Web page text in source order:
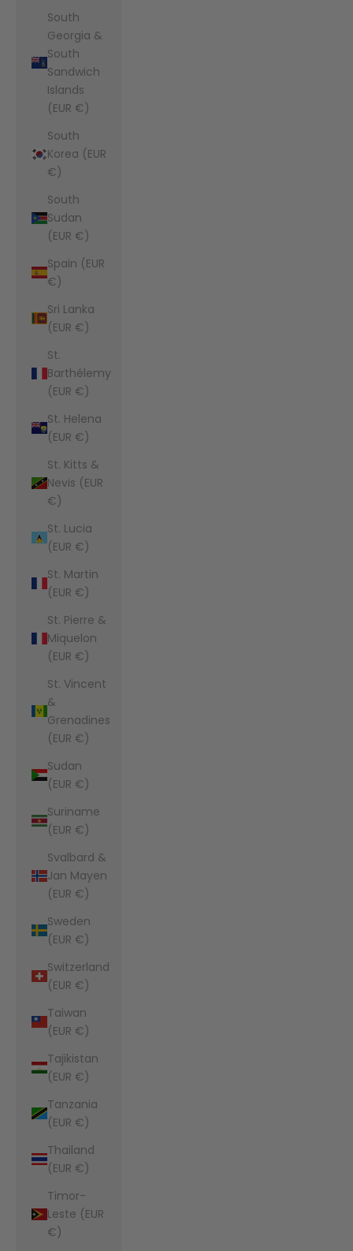
South
Georgia &
South
Sandwich
Islands
(EUR €)
South
Korea (EUR
€)
South
Sudan
(EUR €)
Spain (EUR
€)
Sri Lanka
(EUR €)
St.
Barthélemy
(EUR €)
St. Helena
(EUR €)
St. Kitts &
Nevis (EUR
€)
St. Lucia
(EUR €)
St. Martin
(EUR €)
St. Pierre &
Miquelon
(EUR €)
St. Vincent
&
Grenadines
(EUR €)
Sudan
(EUR €)
Suriname
(EUR €)
Svalbard &
Jan Mayen
(EUR €)
Sweden
(EUR €)
Switzerland
(EUR €)
Taiwan
(EUR €)
Tajikistan
(EUR €)
Tanzania
(EUR €)
Thailand
(EUR €)
Timor-
Leste (EUR
€)